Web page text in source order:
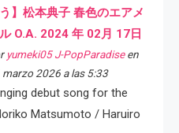
】松本典子 春色のエアメ
O.A. 2024 年 02月 17日
yumeki05 J-PopParadiseen
marzo 2026 a las 5:33
debut song for the
Matsumoto / Haruiro